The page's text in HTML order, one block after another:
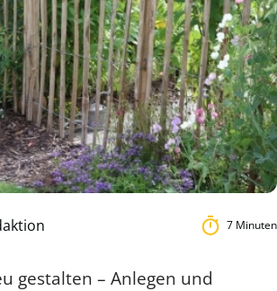
7 Minuten
gestalten – Anlegen und